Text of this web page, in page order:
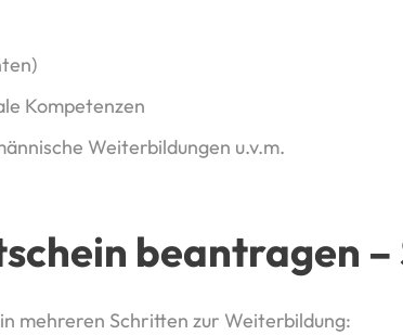
Kompetenzen
Weiterbildungen u.v.m.
beantragen –
mehreren Schritten zur Weiterbildung: